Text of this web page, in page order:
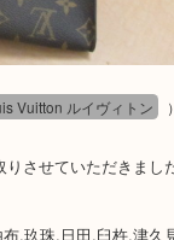
Louis Vuitton ルイヴィ